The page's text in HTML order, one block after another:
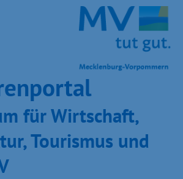
für Wirt­schaft,
Tou­ris­mus und